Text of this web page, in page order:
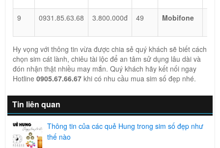
9
0931.85.63.68 3.800.000đ 49 Mobifone
Hy vọng với thông tin vừa được chia sẻ quý khách sẽ biết cách
chọn sim cát lành, chiêu tài lộc để an tâm sử dụng lâu dài và
đón nhận thật nhiều may mắn. Quý khách hãy kết nối ngay
Hotline 0905.67.66.67 khi có nhu cầu mua sim số đẹp nhé.
Tin liên quan
Thông tin của các quẻ Hung trong sim số đẹp như
thế nào